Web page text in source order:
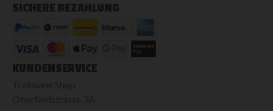
SICHERE BEZAHLUNG
KUNDENSERVICE